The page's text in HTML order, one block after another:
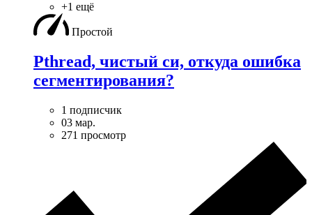
+1 ещё
Простой
Pthread, чистый си, откуда ошибка
сегментирования?
1 подписчик
03 мар.
271 просмотр